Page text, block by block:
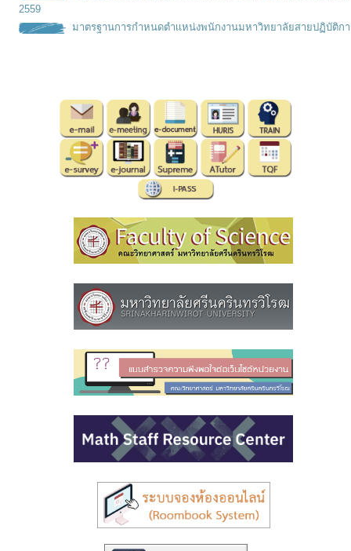
2559
มาตรฐานการกำหนดตำเเหน่งพนักงานมหาวิทยาลัยสายปฏิบัติก